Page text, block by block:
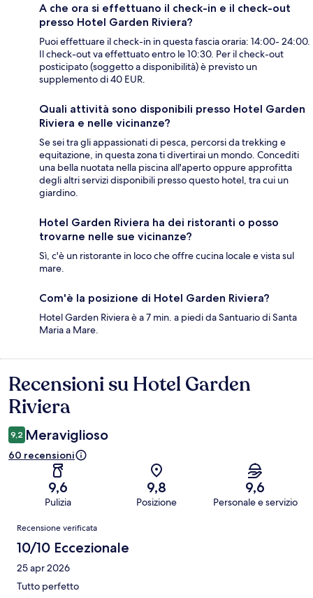
A che ora si effettuano il check-in e il check-out
presso Hotel Garden Riviera?
Puoi effettuare il check-in in questa fascia oraria: 14:00- 24:00.
Il check-out va effettuato entro le 10:30. Per il check-out
posticipato (soggetto a disponibilità) è previsto un
supplemento di 40 EUR.
Quali attività sono disponibili presso Hotel Garden
Riviera e nelle vicinanze?
Se sei tra gli appassionati di pesca, percorsi da trekking e
equitazione, in questa zona ti divertirai un mondo. Concediti
una bella nuotata nella piscina all'aperto oppure approfitta
degli altri servizi disponibili presso questo hotel, tra cui un
giardino.
Hotel Garden Riviera ha dei ristoranti o posso
trovarne nelle sue vicinanze?
Sì, c'è un ristorante in loco che offre cucina locale e vista sul
mare.
Com'è la posizione di Hotel Garden Riviera?
Hotel Garden Riviera è a 7 min. a piedi da Santuario di Santa
Maria a Mare.
Recensioni
Recensioni su Hotel Garden
Riviera
9,2 Meraviglioso
60 recensioni
9,6
Pulizia
9,8
Posizione
9,6
Personale e servizio
Recensioni
Recensione verificata
10/10 Eccezionale
25 apr 2026
Tutto perfetto